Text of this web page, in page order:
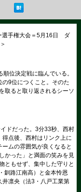
選手権大会＝5月16日 ダ
位決定戦に臨んでいる。
9位につくこと。そのた
取ると取り返されるシーソ
ドだった。3分33秒、西村
点後、西村はリンク上に
ムの雰囲気が良くなると
かった」と満面の笑みを見
ともせず、集中した守りと
釧路江南高）と金本怜恩
井凛央（法3・八戸工業第